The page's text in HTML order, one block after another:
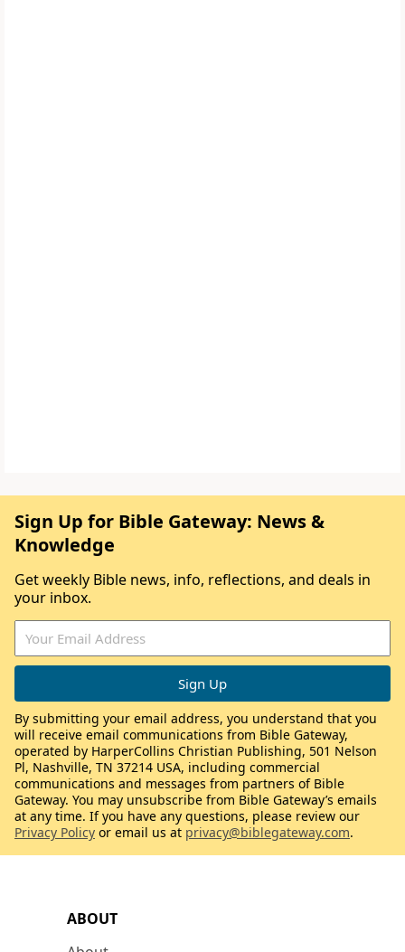
ABOUT
Sign Up for Bible Gateway: News &
Knowledge
Get weekly Bible news, info, reflections, and deals in
your inbox.
By submitting your email address, you understand that you
will receive email communications from Bible Gateway,
operated by HarperCollins Christian Publishing, 501 Nelson
Pl, Nashville, TN 37214 USA, including commercial
communications and messages from partners of Bible
Gateway. You may unsubscribe from Bible Gateway’s emails
at any time. If you have any questions, please review our
Privacy Policy or email us at privacy@biblegateway.com.